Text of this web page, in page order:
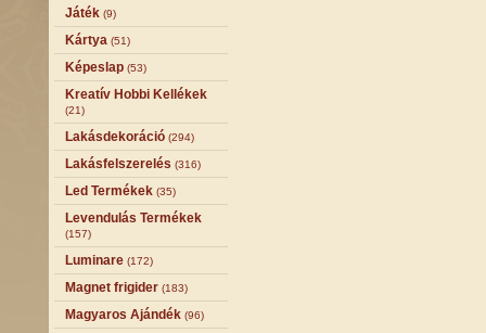
Játék (9)
Kártya (51)
Képeslap (53)
Kreatív Hobbi Kellékek
(21)
Lakásdekoráció (294)
Lakásfelszerelés (316)
Led Termékek (35)
Levendulás Termékek
(157)
Luminare (172)
Magnet frigider (183)
Magyaros Ajándék (96)